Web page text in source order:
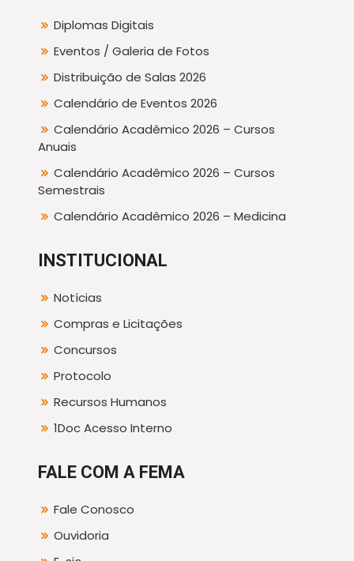
Diplomas Digitais
Eventos / Galeria de Fotos
Distribuição de Salas 2026
Calendário de Eventos 2026
Calendário Acadêmico 2026 – Cursos
Anuais
Calendário Acadêmico 2026 – Cursos
Semestrais
Calendário Acadêmico 2026 – Medicina
INSTITUCIONAL
Notícias
Compras e Licitações
Concursos
Protocolo
Recursos Humanos
1Doc Acesso Interno
FALE COM A FEMA
Fale Conosco
Ouvidoria